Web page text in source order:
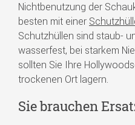
Nichtbenutzung der
besten mit einer
Schutzhüllen sind staub-
wasserfest, bei starkem
sollten Sie Ihre
trockenen Ort lagern.
Sie brauchen